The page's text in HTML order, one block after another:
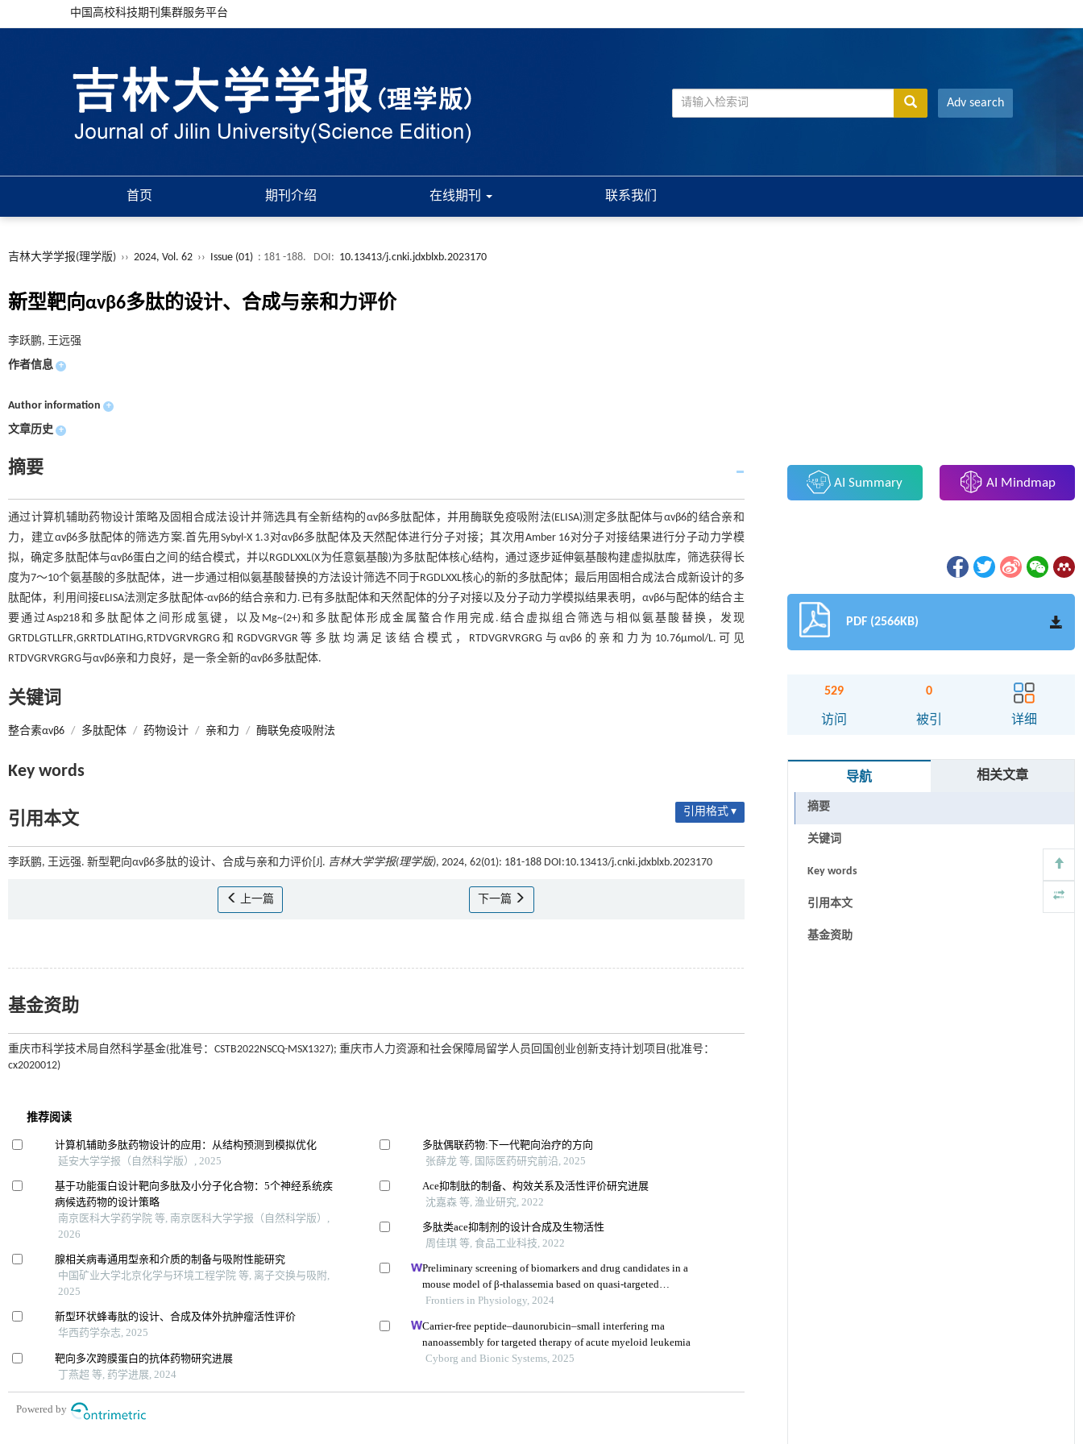
中国高校科技期刊集群服务平台
Adv search
首页 期刊介绍 在线期刊 联系我们
吉林大学学报(理学版) ›› 2024, Vol. 62 ›› Issue (01) : 181 -188. DOI: 10.13413/j.cnki.jdxblxb.2023170
新型靶向αvβ6多肽的设计、合成与亲和力评价
李跃鹏, 王远强
作者信息 +
Author information +
文章历史 +
摘要
通过计算机辅助药物设计策略及固相合成法设计并筛选具有全新结构的αvβ6多肽配体，并用酶联免疫吸附法(ELISA)测定多肽配体与αvβ6的结合亲和
力，建立αvβ6多肽配体的筛选方案.首先用Sybyl-X 1.3对αvβ6多肽配体及天然配体进行分子对接；其次用Amber 16对分子对接结果进行分子动力学模
拟，确定多肽配体与αvβ6蛋白之间的结合模式，并以RGDLXXL(X为任意氨基酸)为多肽配体核心结构，通过逐步延伸氨基酸构建虚拟肽库，筛选获得长
度为7～10个氨基酸的多肽配体，进一步通过相似氨基酸替换的方法设计筛选不同于RGDLXXL核心的新的多肽配体；最后用固相合成法合成新设计的多
肽配体，利用间接ELISA法测定多肽配体-αvβ6的结合亲和力.已有多肽配体和天然配体的分子对接以及分子动力学模拟结果表明，αvβ6与配体的结合主
要通过Asp218和多肽配体之间形成氢键，以及Mg~(2+)和多肽配体形成金属螯合作用完成.结合虚拟组合筛选与相似氨基酸替换，发现
GRTDLGTLLFR,GRRTDLATIHG,RTDVGRVRGRG和RGDVGRVGR等多肽均满足该结合模式，RTDVGRVRGRG与αvβ6的亲和力为10.76μmol/L.可见
RTDVGRVRGRG与αvβ6亲和力良好，是一条全新的αvβ6多肽配体.
关键词
整合素αvβ6 / 多肽配体 / 药物设计 / 亲和力 / 酶联免疫吸附法
Key words
引用本文 引用格式 ▾
李跃鹏, 王远强. 新型靶向αvβ6多肽的设计、合成与亲和力评价[J]. 吉林大学学报(理学版), 2024, 62(01): 181-188 DOI:10.13413/j.cnki.jdxblxb.2023170
上一篇 下一篇
基金资助
重庆市科学技术局自然科学基金(批准号：CSTB2022NSCQ-MSX1327); 重庆市人力资源和社会保障局留学人员回国创业创新支持计划项目(批准号：
cx2020012)
AI Summary AI Mindmap
PDF (2566KB)
529
访问
0
被引 详细
导航 相关文章
摘要
关键词
Key words
引用本文
基金资助